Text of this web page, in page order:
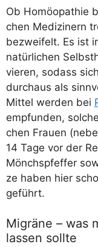
Ob Homöo­pa­thie
chen Medi­zi­nern
bezwei­felt. Es ist
natür­li­chen
vie­ren, sodass
durch­aus als
Mit­tel wer­den bei
emp­fun­den,
chen Frau­en
14 Tage vor der
Mönchs­pfef­fer
ze haben hier
geführt.
Migräne – was
lassen sollte